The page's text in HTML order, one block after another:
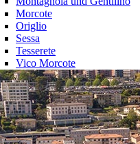
Morcote
Origlio
Sessa
Tesserete
Vico Morcote